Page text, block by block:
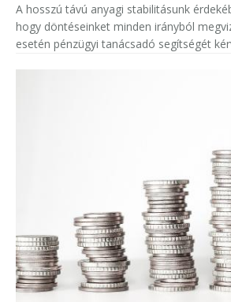
A hosszú távú anyagi stabilitásunk
hogy döntéseinket minden irányból
esetén pénzügyi tanácsadó segítségét